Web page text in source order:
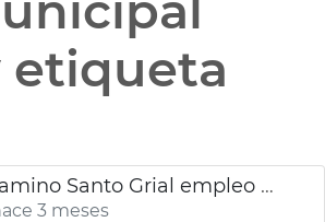
etiqueta
Convenio Camino Santo Grial empleo y proyección internacional
3 meses